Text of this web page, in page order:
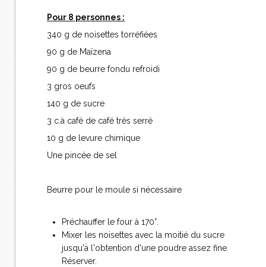
Pour 8 personnes :
340 g de noisettes torréfiées
90 g de Maïzena
90 g de beurre fondu refroidi
3 gros oeufs
140 g de sucre
3 c.à café de café très serré
10 g de levure chimique
Une pincée de sel
Beurre pour le moule si nécessaire
Préchauffer le four à 170°.
Mixer les noisettes avec la moitié du sucre
jusqu'à l'obtention d'une poudre assez fine.
Réserver.